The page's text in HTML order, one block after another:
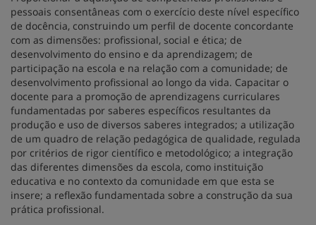
pessoais consentâneas com o exercício deste nível específico
de docência, construindo um perfil de docente concordante
com as dimensões: profissional, social e ética; de
desenvolvimento do ensino e da aprendizagem; de
participação na escola e na relação com a comunidade; de
desenvolvimento profissional ao longo da vida. Capacitar o
docente para a promoção de aprendizagens curriculares
fundamentadas por saberes específicos resultantes da
produção e uso de diversos saberes integrados; a utilização
de um quadro de relação pedagógica de qualidade, regulada
por critérios de rigor científico e metodológico; a integração
das diferentes dimensões da escola, como instituição
educativa e no contexto da comunidade em que esta se
insere; a reflexão fundamentada sobre a construção da sua
prática profissional.